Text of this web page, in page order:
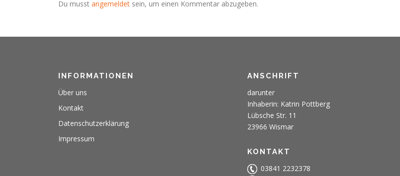
Du musst angemeldet sein, um einen Kommentar abzugeben.
INFORMATIONEN
Über uns
Kontakt
Datenschutzerklärung
Impressum
ANSCHRIFT
darunter
Inhaberin: Katrin Pottberg
Lübsche Str. 11
23966 Wismar
KONTAKT
03841 2232378